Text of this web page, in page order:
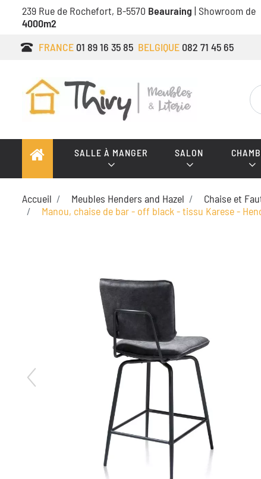
239 Rue de Rochefort, B-5570 Beauraing | Showroom de
4000m2
FRANCE 01 89 16 35 85 BELGIQUE 082 71 45 65
SALLE À MANGER SALON
Accueil Meubles Henders and Hazel Chaise et
Manou, chaise de bar - off black - tissu Karese -